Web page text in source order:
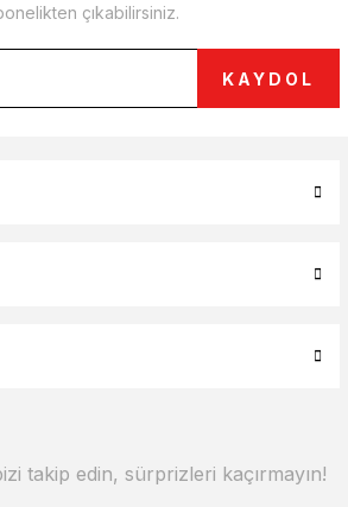
çıkabilirsiniz.
KAYDOL
takip edin, sürprizleri kaçırmayın!